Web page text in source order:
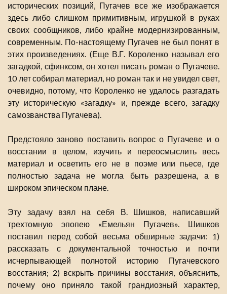
исторических позиций, Пугачев все же изображается
здесь либо слишком примитивным, игрушкой в руках
своих сообщников, либо крайне модернизированным,
современным. По-настоящему Пугачев не был понят в
этих произведениях. (Еще В.Г. Короленко называл его
загадкой, сфинксом, он хотел писать роман о Пугачеве.
10 лет собирал материал, но роман так и не увидел свет,
очевидно, потому, что Короленко не удалось разгадать
эту историческую «загадку» и, прежде всего, загадку
самозванства Пугачева).
Предстояло заново поставить вопрос о Пугачеве и о
восстании в целом, изучить и переосмыслить весь
материал и осветить его не в поэме или пьесе, где
полностью задача не могла быть разрешена, а в
широком эпическом плане.
Эту задачу взял на себя В. Шишков, написавший
трехтомную эпопею «Емельян Пугачев». Шишков
поставил перед собой весьма обширные задачи: 1)
рассказать с документальной точностью и почти
исчерпывающей полнотой историю Пугачевского
восстания; 2) вскрыть причины восстания, объяснить,
почему оно приняло такой грандиозный характер,